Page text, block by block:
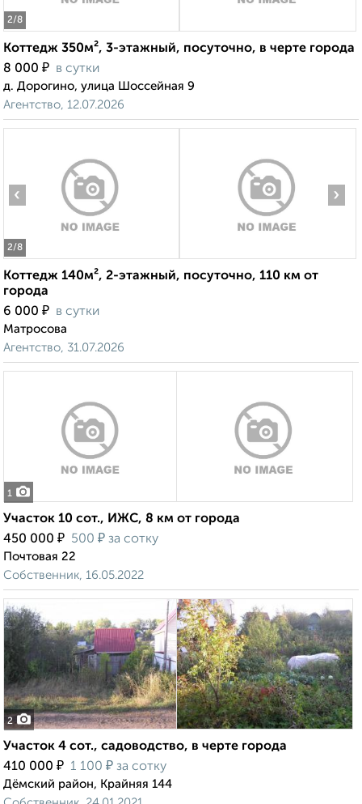
2/8
Коттедж 350м², 3-этажный, посуточно, в черте города
8 000 ₽ в сутки
д. Дорогино, улица Шоссейная 9
Агентство, 12.07.2026
2/8
‹ ›
Коттедж 140м², 2-этажный, посуточно, 110 км от
города
6 000 ₽ в сутки
Матросова
Агентство, 31.07.2026
1
Участок 10 сот., ИЖС, 8 км от города
450 000 ₽ 500 ₽ за сотку
Почтовая 22
Собственник, 16.05.2022
2
Участок 4 сот., садоводство, в черте города
410 000 ₽ 1 100 ₽ за сотку
Дёмский район, Крайняя 144